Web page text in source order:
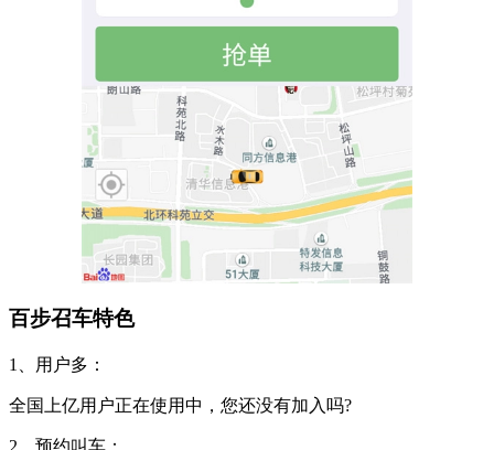
百步召车特色
1、用户多：
全国上亿用户正在使用中，您还没有加入吗?
2、预约叫车：